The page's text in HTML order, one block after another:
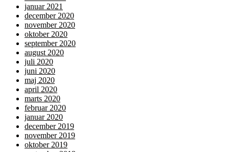
januar 2021
december 2020
november 2020
oktober 2020
september 2020
august 2020
juli 2020
juni 2020
maj 2020
april 2020
marts 2020
februar 2020
januar 2020
december 2019
november 2019
oktober 2019